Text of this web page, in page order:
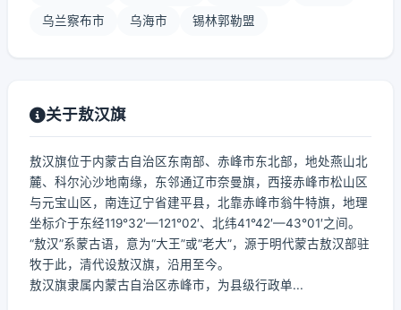
乌兰察布市 乌海市 锡林郭勒盟
关于敖汉旗
敖汉旗位于内蒙古自治区东南部、赤峰市东北部，地处燕山北
麓、科尔沁沙地南缘，东邻通辽市奈曼旗，西接赤峰市松山区
与元宝山区，南连辽宁省建平县，北靠赤峰市翁牛特旗，地理
坐标介于东经119°32′—121°02′、北纬41°42′—43°01′之间。
“敖汉”系蒙古语，意为“大王”或“老大”，源于明代蒙古敖汉部驻
牧于此，清代设敖汉旗，沿用至今。
敖汉旗隶属内蒙古自治区赤峰市，为县级行政单...